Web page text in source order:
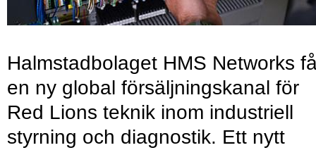
Halmstadbolaget HMS Networks
en ny global försäljningskanal för
Red Lions teknik inom industriell
styrning och diagnostik. Ett nytt